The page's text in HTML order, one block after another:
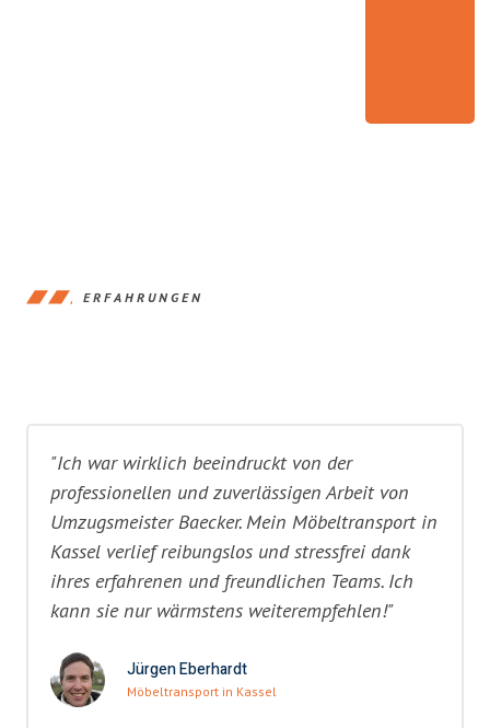
ERFAHRUNGEN
"Ich war wirklich beeindruckt von der
professionellen und zuverlässigen Arbeit von
Umzugsmeister Baecker. Mein Möbeltransport in
Kassel verlief reibungslos und stressfrei dank
ihres erfahrenen und freundlichen Teams. Ich
kann sie nur wärmstens weiterempfehlen!"
Jürgen Eberhardt
Möbeltransport in Kassel